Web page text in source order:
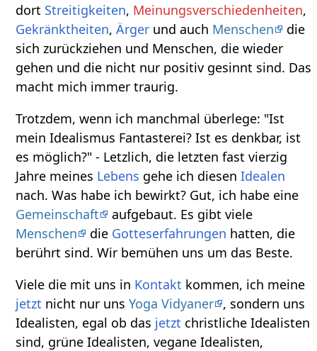
dort Streitigkeiten, Meinungsverschiedenheiten,
Gekränktheiten,Ärger und auch Menschen
die
sich zurückziehen und Menschen, die wieder
gehen und die nicht nur positiv gesinnt sind. Das
macht mich immer traurig.
Trotzdem, wenn ich manchmal überlege: "Ist
mein Idealismus Fantasterei? Ist es denkbar, ist
es möglich?" - Letzlich, die letzten fast vierzig
Jahre meines Lebens gehe ich diesenIdealen
nach. Was habe ich bewirkt? Gut, ich habe eine
Gemeinschaft
aufgebaut. Es gibt viele
Menschen
die Gotteserfahrungen hatten, die
berührt sind. Wir bemühen uns um das Beste.
Viele die mit uns in Kontakt kommen, ich meine
jetzt nicht nur unsYoga Vidyaner , sondern uns
Idealisten, egal ob das jetzt christliche Idealisten
sind, grüne Idealisten, vegane Idealisten,